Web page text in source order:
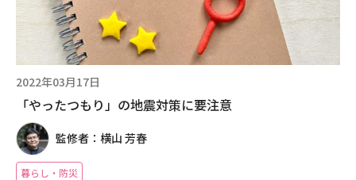
現場事例・お役立ちコラム
さくら事務所について
採用情報
2022年03月17日
「やったつもり」の地震対策に要注意
監修者：横山 芳春
暮らし・防災